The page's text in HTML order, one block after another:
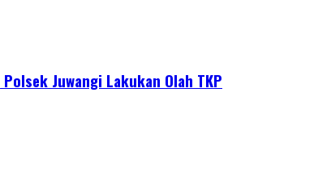
Juwangi Lakukan Olah TKP